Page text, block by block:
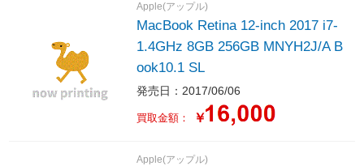
Apple(アップル)
MacBook Retina 12-inch 2017 i7-
1.4GHz 8GB 256GB MNYH2J/A B
ook10.1 SL
発売日：2017/06/06
買取金額： ￥
Apple(アップル)